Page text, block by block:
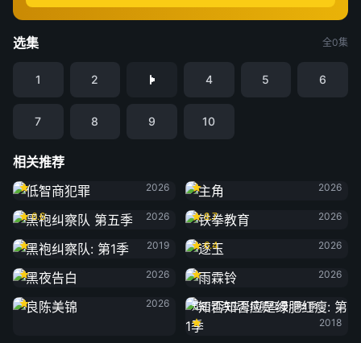
选集 全0集
1 2 4 5 6
7 8 9 10
相关推荐
低智商犯罪
2026
2026
黑袍纠察队 第五季
6.6
2026
铁拳教育
8.7
2026
黑袍纠察队: 第1季
2019
逐玉
6.4
2026
黑夜告白
2026
雨霖铃
2026
良陈美锦
2026
知否知否应是绿肥红瘦: 第1季
2018